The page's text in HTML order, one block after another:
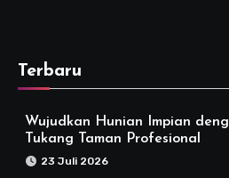
Terbaru
Wujudkan Hunian Impian
Tukang Taman Profesional
23 Juli 2026